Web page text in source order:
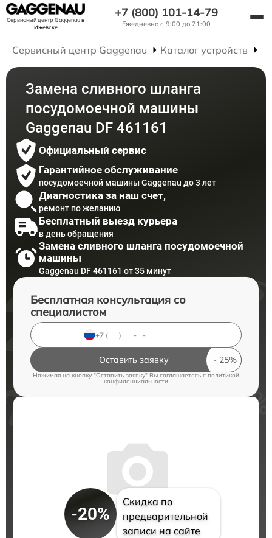
Сервисный центр Gaggenauв
Ижевске
+7 (800) 101-14-79
Ежедневно с 9:00 до 21:00
Сервисный центр Gaggenau Каталог устройств
Замена сливного шланга
посудомоечной машины
Gaggenau DF 461161
Официальный сервис
Гарантийное обслуживание
посудомоечной машины Gaggenau до 3 лет
Диагностика за наш счет,
ремонт по желанию
Бесплатный выезд курьера
в день обращения
Замена сливного шланга посудомоечной
машины
Gaggenau DF 461161 от 35 минут
Бесплатная консультация со
специалистом
Оставить заявку
Нажимая на кнопку "Оставить заявку" Вы соглашаетесь c политикой
конфиденциальности
-20%
Скидка по
предварительной
записи на сайте